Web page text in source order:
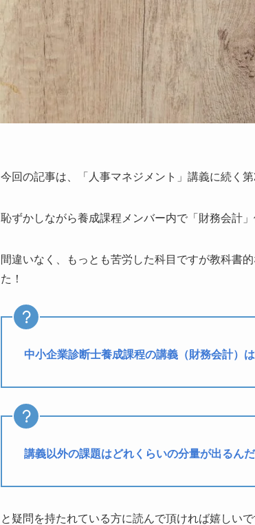
今回の記事は、「人事マネジメント」講義に続く第
恥ずかしながら養成課程メンバー内で「財務会計
間違いなく、もっとも苦労した科目ですが教科書
た！
中小企業診断士養成課程の講義（財務会計）
講義以外の課題はどれくらいの分量が出るん
と疑問を持たれている方に読んで頂ければ嬉しいで